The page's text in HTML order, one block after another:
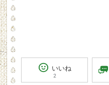
いいね
2